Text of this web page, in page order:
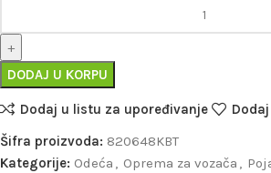
DODAJ U KORPU
Dodaj u listu za upoređivanje
Šifra proizvoda: 820648KBT
Kategorije: Odeća , Oprema za vozača ,